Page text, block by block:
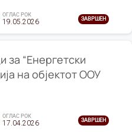
ОГЛАС РОК
19.05.2026 ЗАВРШЕН
за “Енергетски
на објектот ООУ
ОГЛАС РОК
17.04.2026 ЗАВРШЕН